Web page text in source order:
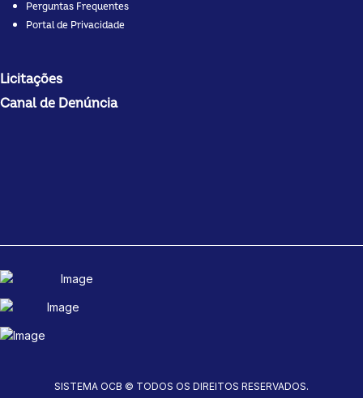
Perguntas Frequentes
Portal de Privacidade
Licitações
Canal de Denúncia
SISTEMA OCB © TODOS OS DIREITOS RESERVADOS.